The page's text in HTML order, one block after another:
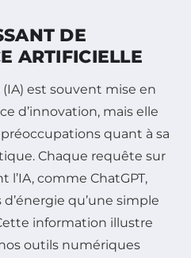
DE
ARTIFICIELLE
est souvent mise en
d’innovation, mais elle
quant à sa
Chaque requête sur
comme ChatGPT,
qu’une simple
information illustre
outils numériques